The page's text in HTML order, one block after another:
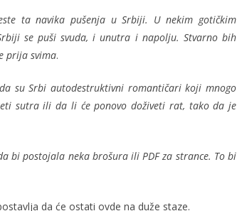
ta navika pušenja u Srbiji. U nekim gotičkim
se puši svuda, i unutra i napolju. Stvarno bih
prija svima.
su Srbi autodestruktivni romantičari koji mnogo
sutra ili da li će ponovo doživeti rat, tako da je
bi postojala neka brošura ili PDF za strance. To bi
da će ostati ovde na duže staze.